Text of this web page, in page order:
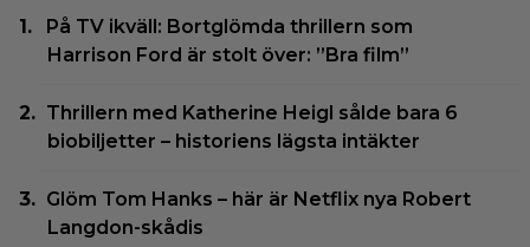
På TV ikväll: Bortglömda thrillern som
Harrison Ford är stolt över: ”Bra film”
Thrillern med Katherine Heigl sålde bara 6
biobiljetter – historiens lägsta intäkter
Glöm Tom Hanks – här är Netflix nya Robert
Langdon-skådis